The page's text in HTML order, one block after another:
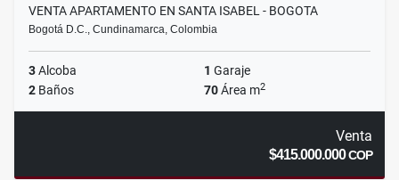
VENTA APARTAMENTO EN SANTA ISABEL - BOGOTA
Bogotá D.C., Cundinamarca, Colombia
3Alcoba 1 Garaje
2 Baños 70Área m2
Venta
$415.000.000COP